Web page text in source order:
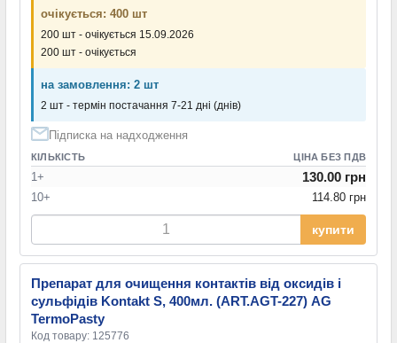
очікується: 400 шт
200 шт - очікується 15.09.2026
200 шт - очікується
на замовлення: 2 шт
2 шт - термін постачання 7-21 дні (днів)
Підписка на надходження
КІЛЬКІСТЬ ЦІНА БЕЗ ПДВ
1+ 130.00 грн
10+ 114.80 грн
купити
Препарат для очищення контактів від оксидів і
сульфідів Kontakt S, 400мл. (ART.AGT-227) AG
TermoPasty
Код товару: 125776